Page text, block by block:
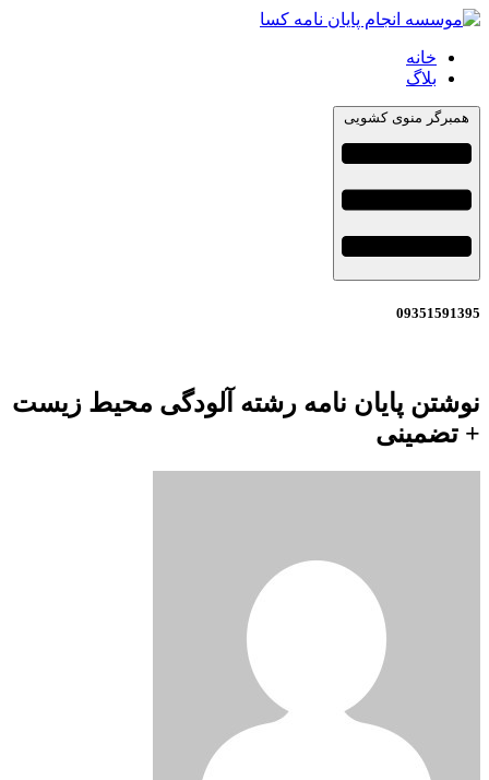
خانه
بلاگ
همبرگر منوی کشویی
09351591395
نوشتن پایان نامه رشته آلودگی محیط زیست
+ تضمینی